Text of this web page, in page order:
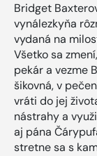
Bridget
vynálezkyňa
vydaná na
Všetko sa
pekár a vezme
šikovná, v
vráti do jej
nástrahy a
aj pána
stretne sa s